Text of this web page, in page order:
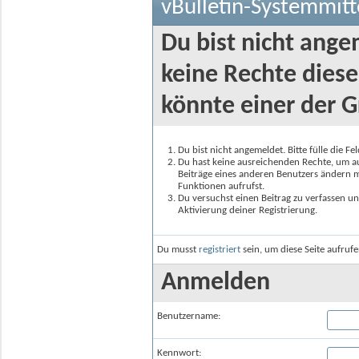
vBulletin-
Du bist nicht
keine Rechte
könnte einer der
Du bist nicht angemeldet. Bitte fülle die
Du hast keine ausreichenden Rechte, um
Beiträge eines anderen Benutzers
Funktionen aufrufst.
Du versuchst einen Beitrag zu verfassen
Aktivierung deiner Registrierung.
Du musst registriert sein, um diese Seite
Anmelden
Benutzername:
Kennwort: